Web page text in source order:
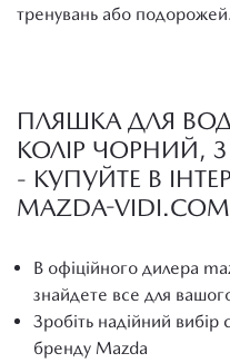
тренувань або
ПЛЯШКА ДЛЯ
КОЛІР ЧОРНИЙ,
- КУПУЙТЕ В
MAZDA-
В офіційного дилера
знайдете все для
Зробіть надійний вибір
бренду Mazda